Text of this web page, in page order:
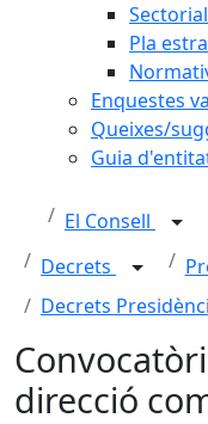
Pla
Enquestes
Queixes/
Guia
El Consell
Decrets
Decrets
direcció